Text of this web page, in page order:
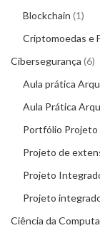
Blockchain 1
Criptomoedas e
Cibersegurança 6
Aula prática
Aula Prática
Portfólio Projeto
Projeto de
Projeto
Projeto
Ciência da